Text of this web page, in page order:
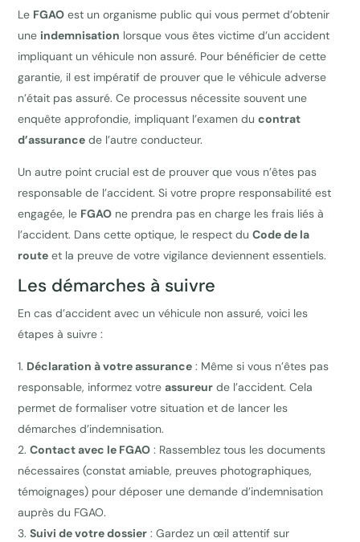
Le FGAO est un organisme public qui vous permet d’obtenir
une indemnisation lorsque vous êtes victime d’un accident
impliquant un véhicule non assuré. Pour bénéficier de cette
garantie, il est impératif de prouver que le véhicule adverse
n’était pas assuré. Ce processus nécessite souvent une
enquête approfondie, impliquant l’examen ducontrat
d’assurance de l’autre conducteur.
Un autre point crucial est de prouver que vous n’êtes pas
responsable de l’accident. Si votre propre responsabilité est
engagée, le FGAO ne prendra pas en charge les frais liés à
l’accident. Dans cette optique, le respect duCode de la
route et la preuve de votre vigilance deviennent essentiels.
Les démarches à suivre
En cas d’accident avec un véhicule non assuré, voici les
étapes à suivre :
Déclaration à votre assurance : Même si vous n’êtes pas
responsable, informez votreassureur de l’accident. Cela
permet de formaliser votre situation et de lancer les
démarches d’indemnisation.
Contact avec le FGAO : Rassemblez tous les documents
nécessaires (constat amiable, preuves photographiques,
témoignages) pour déposer une demande d’indemnisation
auprès du FGAO.
Suivi de votre dossier : Gardez un œil attentif sur